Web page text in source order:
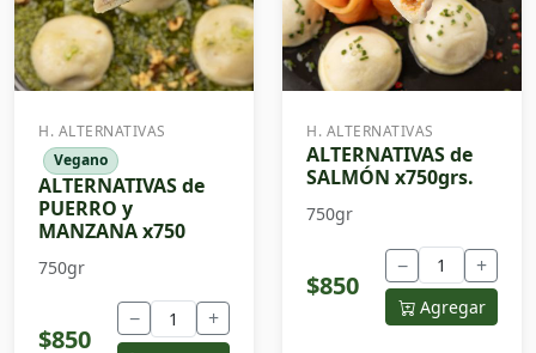
H. ALTERNATIVAS
Vegano
ALTERNATIVAS de
PUERRO y
MANZANA x750
750gr
$850
− +
H. ALTERNATIVAS
ALTERNATIVAS de
SALMÓN x750grs.
750gr
$850
− +
Agregar